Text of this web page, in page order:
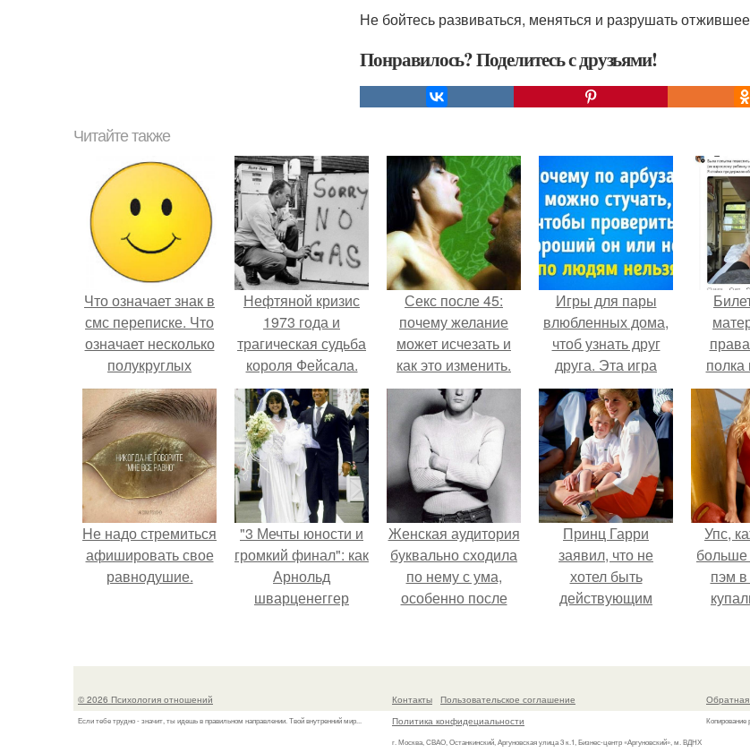
Не бойтесь развиваться, меняться и разрушать
Понравилось? Поделитесь с друзьями!
Читайте также
Что означает знак в
смс переписке. Что
означает несколько
полукруглых
скобочек в конце
предложения?
Нефтяной кризис
1973 года и
трагическая судьба
короля Фейсала.
Секс после 45:
почему желание
может исчезать и
как это изменить.
Игры для пары
влюбленных дома,
чтоб узнать друг
друга. Эта игра
поможет узнать
истинный характер
любого человека
полка
нашла
Hе надо стремиться
афишировать свое
равнодушие.
"3 Мечты юности и
громкий финал": как
Арнольд
шварценеггер
Кеннеди.
Женская аудитория
буквально сходила
по нему с ума,
особенно после
Принц Гарри
заявил, что не
хотел быть
действующим
потому что именно
его Мать" -
Упс,
пэм
© 2026 Психология отношений
Если тебе трудно - значит, ты идешь в правильном направлении. Твой внутренний мир...
Контакты
Пользовательское соглашение
Политика конфидециальности
г. Москва, СВАО, Останкинский, Аргуновская улица 3 к.1, Бизнес-центр «Аргуновский», м. ВДНХ
Обратная
Копирование